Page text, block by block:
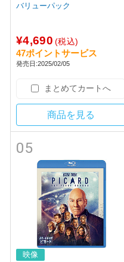
バリューパック
¥4,690 (税込)
47ポイントサービス
発売日:2025/02/05
まとめてカートへ
商品を見る
05
映像